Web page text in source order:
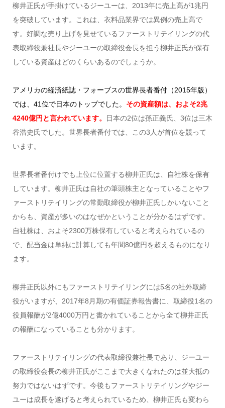
柳井正氏が手掛けているジーユーは、2013年に売上高が1兆円
を突破しています。これは、衣料品業界では異例の売上高で
す。好調な売り上げを見せているファーストリテイリングの代
表取締役兼社長やジーユーの取締役会長を担う柳井正氏が保有
している資産はどのくらいあるのでしょうか。
アメリカの経済紙誌・フォーブスの世界長者番付（2015年版）
では、41位で日本のトップでした。 その資産額は、およそ2兆
4240億円と言われています。
日本の2位は孫正義氏、3位は三木
谷浩史氏でした。世界長者番付では、この3人が首位を競って
います。
世界長者番付けでも上位に位置する柳井正氏は、自社株を保有
しています。柳井正氏は自社の筆頭株主となっていることやフ
ァーストリテイリングの常勤取締役が柳井正氏しかいないこと
からも、資産が多いのはなぜかということが分かるはずです。
自社株は、およそ2300万株保有していると考えられているの
で、配当金は単純に計算しても年間80億円を超えるものになり
ます。
柳井正氏以外にもファーストリテイリングには5名の社外取締
役がいますが、2017年8月期の有価証券報告書に、取締役1名の
役員報酬が2億4000万円と書かれていることから全て柳井正氏
の報酬になっていることも分かります。
ファーストリテイリングの代表取締役兼社長であり、ジーユー
の取締役会長の柳井正氏がここまで大きくなれたのは並大抵の
努力ではないはずです。今後もファーストリテイリングやジー
ユーは成長を遂げると考えられているため、柳井正氏も変わら